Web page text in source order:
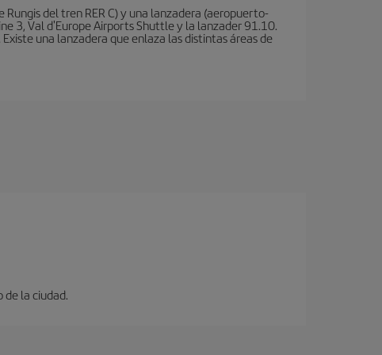
del tren RER C) y una lanzadera (aeropuerto-
3, Val d'Europe Airports Shuttle y la lanzader 91.10.
una lanzadera que enlaza las distintas áreas de
la ciudad.